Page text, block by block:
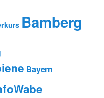
Bamberg
Bayern